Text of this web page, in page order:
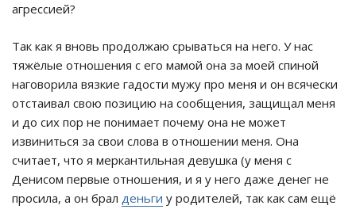
агрессией?
Так как я вновь продолжаю срываться на него. У нас
тяжёлые отношения с его мамой она за моей спиной
наговорила вязкие гадости мужу про меня и он всячески
отстаивал свою позицию на сообщения, защищал меня
и до сих пор не понимает почему она не может
извиниться за свои слова в отношении меня. Она
считает, что я меркантильная девушка (у меня с
Денисом первые отношения, и я у него даже денег не
просила, а он брал деньги у родителей, так как сам ещё